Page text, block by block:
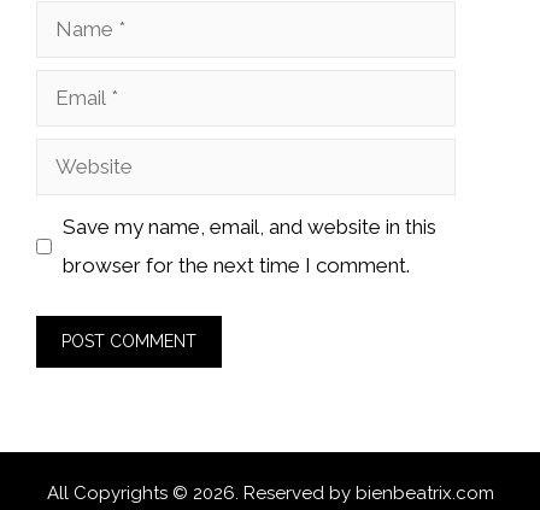
Name
Email
Website
Save my name, email, and website in this
browser for the next time I comment.
All Copyrights © 2026. Reserved by bienbeatrix.com